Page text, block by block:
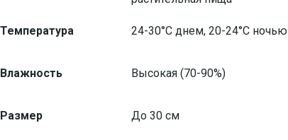
Температура 24-30°C днем, 20-24°C ночью
Влажность Высокая (70-90%)
Размер До 30 см